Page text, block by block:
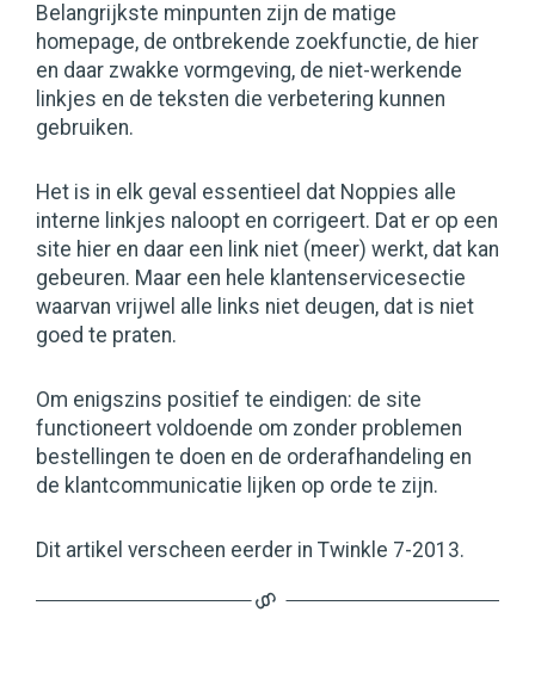
Belangrijkste minpunten zijn de matige
homepage, de ontbrekende zoekfunctie, de hier
en daar zwakke vormgeving, de niet-werkende
linkjes en de teksten die verbetering kunnen
gebruiken.
Het is in elk geval essentieel dat Noppies alle
interne linkjes naloopt en corrigeert. Dat er op een
site hier en daar een link niet (meer) werkt, dat kan
gebeuren. Maar een hele klantenservicesectie
waarvan vrijwel alle links niet deugen, dat is niet
goed te praten.
Om enigszins positief te eindigen: de site
functioneert voldoende om zonder problemen
bestellingen te doen en de orderafhandeling en
de klantcommunicatie lijken op orde te zijn.
Dit artikel verscheen eerder in Twinkle 7-2013.